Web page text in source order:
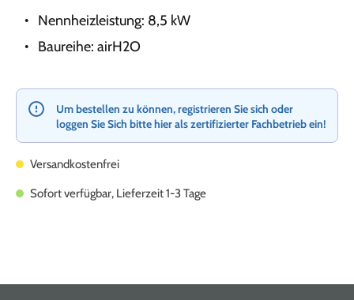
Nennheizleistung: 8,5 kW
Baureihe: airH2O
Um bestellen zu können, registrieren Sie sich oder
loggen Sie Sich bitte hier als zertifizierter Fachbetrieb ein!
Versandkostenfrei
Sofort verfügbar, Lieferzeit 1-3 Tage